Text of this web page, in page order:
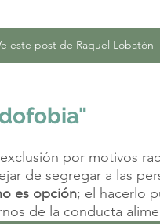
este post de Raquel Lobatón
por motivos
de segregar a las
es opción; el hacerlo
de la conducta